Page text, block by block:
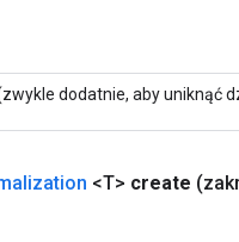
dodatnie, aby uniknąć
<T> create